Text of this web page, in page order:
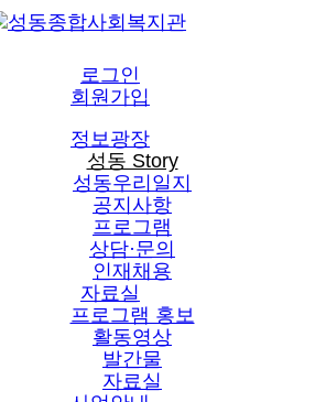
로그인
회원가입
정보광장
성동 Story
성동우리일지
공지사항
프로그램
상담·문의
인재채용
자료실
프로그램 홍보
활동영상
발간물
자료실